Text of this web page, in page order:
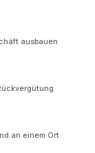
ausbauen
an einem Ort